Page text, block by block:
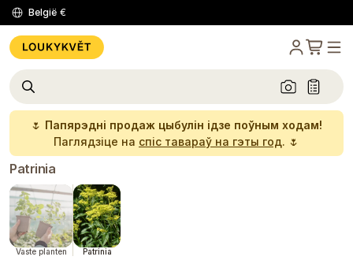
België €
🌷 Папярэдні продаж цыбулін ідзе поўным ходам!
Паглядзіце на спіс тавараў на гэты год. 🌷
Patrinia
Vaste planten Patrinia